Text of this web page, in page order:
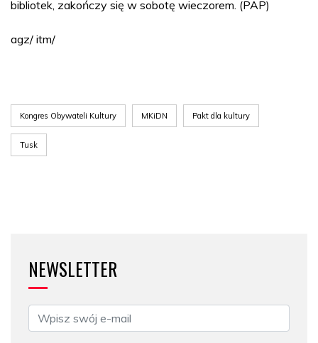
bibliotek, zakończy się w sobotę wieczorem. (PAP)
agz/ itm/
Kongres Obywateli Kultury MKiDN Pakt dla kultury
Tusk
NEWSLETTER